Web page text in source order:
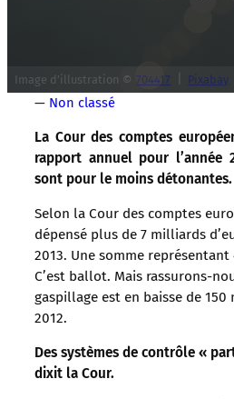
Image d’illustration © 704417 Pixabay
— Non classé
La Cour des comptes
rapport annuel pour l’année
sont pour le moins détonantes.
Selon la Cour des comptes
dépensé plus de 7 milliards
2013. Une somme représentant
C’est ballot. Mais rassurons-
gaspillage est en baisse de
2012.
Des systèmes de contrôle «
dixit la Cour.